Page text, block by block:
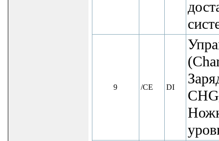
9 /CE DI